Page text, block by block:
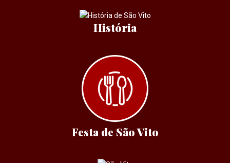
História
Festa de São Vito